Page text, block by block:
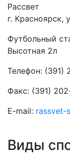
Рассвет
г. Красноярск,
Футбольный
Высотная 2л
Телефон: (391)
Факс: (391)
E-mail: rassvet-
Виды